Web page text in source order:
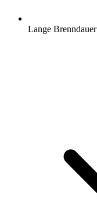
Lange Brenndauer